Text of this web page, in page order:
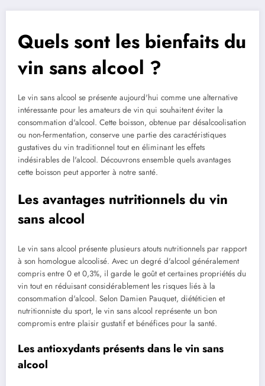
Quels sont les bienfaits du
vin sans alcool ?
Le vin sans alcool se présente aujourd'hui comme une alternative
intéressante pour les amateurs de vin qui souhaitent éviter la
consommation d'alcool. Cette boisson, obtenue par désalcoolisation
ou non-fermentation, conserve une partie des caractéristiques
gustatives du vin traditionnel tout en éliminant les effets
indésirables de l'alcool. Découvrons ensemble quels avantages
cette boisson peut apporter à notre santé.
Les avantages nutritionnels du vin
sans alcool
Le vin sans alcool présente plusieurs atouts nutritionnels par rapport
à son homologue alcoolisé. Avec un degré d'alcool généralement
compris entre 0 et 0,3%, il garde le goût et certaines propriétés du
vin tout en réduisant considérablement les risques liés à la
consommation d'alcool. Selon Damien Pauquet, diététicien et
nutritionniste du sport, le vin sans alcool représente un bon
compromis entre plaisir gustatif et bénéfices pour la santé.
Les antioxydants présents dans le vin sans
alcool